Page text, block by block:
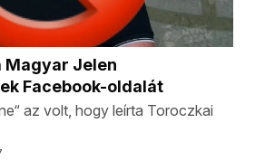
Magyar Jelen
Facebook-oldalát
az volt, hogy leírta Toroczkai